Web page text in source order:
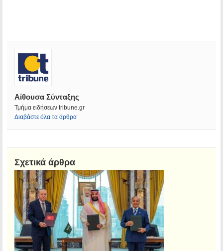
Αίθουσα Σύνταξης
Τμήμα ειδήσεων tribune.gr
Διαβάστε όλα τα άρθρα
Σχετικά άρθρα